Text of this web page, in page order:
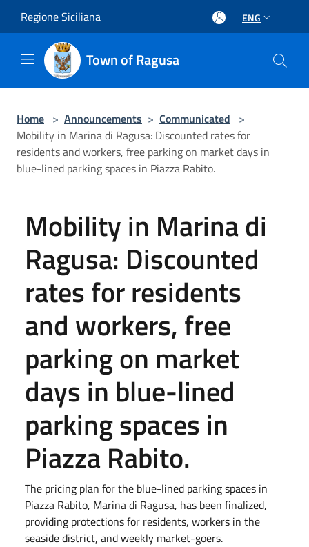
Regione Siciliana ENG
Town of Ragusa
Home > Announcements > Communicated >
Mobility in Marina di Ragusa: Discounted rates for
residents and workers, free parking on market days in
blue-lined parking spaces in Piazza Rabito.
Mobility in Marina di
Ragusa: Discounted
rates for residents
and workers, free
parking on market
days in blue-lined
parking spaces in
Piazza Rabito.
The pricing plan for the blue-lined parking spaces in
Piazza Rabito, Marina di Ragusa, has been finalized,
providing protections for residents, workers in the
seaside district, and weekly market-goers.